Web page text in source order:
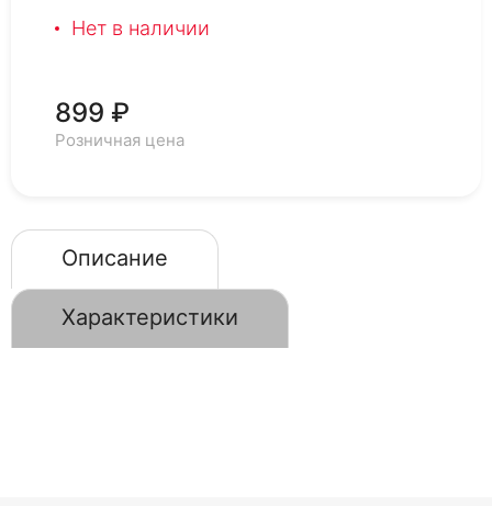
Нет в наличии
899 ₽
Розничная цена
Описание
Характеристики